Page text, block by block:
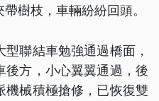
樹枝，車輛紛紛回頭。
聯結車勉強通過橋面，
後方，小心翼翼通過，後
機械積極搶修，已恢復雙